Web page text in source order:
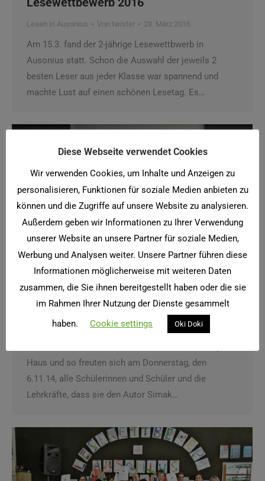
Lesen in Ausonius Von twister 28. März 2016
Am 15.3. fand der 2-jährige Lesewettbwerb in
Ausonius statt. Schon die Auswahl der jeweils 2
besten Leser aus jeder Klasse war spannend und
machte Lust auf einen schönen Lesetag. Es…
Autorenlesung mit Simak Büchel
Lesen in Ausonius Vontwister 13. November 2014
Haus und so freuten sich am Donnerstag, den
6.11.14, alle Schülerinnen und Schüler und die
Lehrkräfte, dass sie den Autor Simak…
Diese Webseite verwendet Cookies
Wir verwenden Cookies, um Inhalte und Anzeigen zu
personalisieren, Funktionen für soziale Medien anbieten zu
können und die Zugriffe auf unsere Website zu analysieren.
Außerdem geben wir Informationen zu Ihrer Verwendung
unserer Website an unsere Partner für soziale Medien,
Werbung und Analysen weiter. Unsere Partner führen diese
Informationen möglicherweise mit weiteren Daten
zusammen, die Sie ihnen bereitgestellt haben oder die sie
im Rahmen Ihrer Nutzung der Dienste gesammelt
haben.
Cookie settings Oki Doki